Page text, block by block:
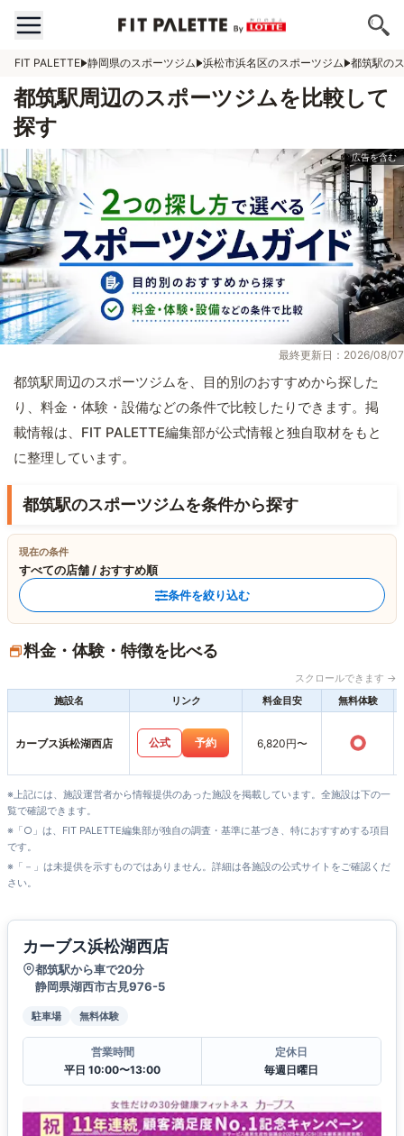
FIT PALETTE 静岡県のスポーツジム 浜松市浜名区のスポーツジム 都筑駅の
都筑駅周辺のスポーツジムを比較して
探す
最終更新日：2026/08/07
都筑駅周辺のスポーツジムを、目的別のおすすめから探した
り、料金・体験・設備などの条件で比較したりできます。掲
載情報は、FIT PALETTE編集部が公式情報と独自取材をもと
に整理しています。
都筑駅のスポーツジムを条件から探す
現在の条件
すべての店舗 / おすすめ順
条件を絞り込む
料金・体験・特徴を比べる
スクロールできます →
施設名
リンク 料金目安 無料体験
カーブス浜松湖西店 公式 予約 6,820円〜 ○
※上記には、施設運営者から情報提供のあった施設を掲載しています。全施設は下の一
覧で確認できます。
※「○」は、FIT PALETTE編集部が独自の調査・基準に基づき、特におすすめする項目
です。
※「－」は未提供を示すものではありません。詳細は各施設の公式サイトをご確認くだ
さい。
カーブス浜松湖西店
都筑駅から車で20分
静岡県湖西市古見976-5
駐車場 無料体験
営業時間
平日 10:00〜13:00
定休日
毎週日曜日